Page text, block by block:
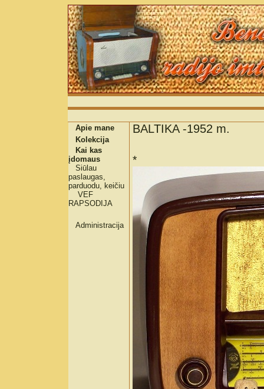
Apie mane
Kolekcija
Kai kas
įdomaus
Siūlau
paslaugas,
parduodu, keičiu
VEF
RAPSODIJA
Administracija
BALTIKA -1952 m.
*